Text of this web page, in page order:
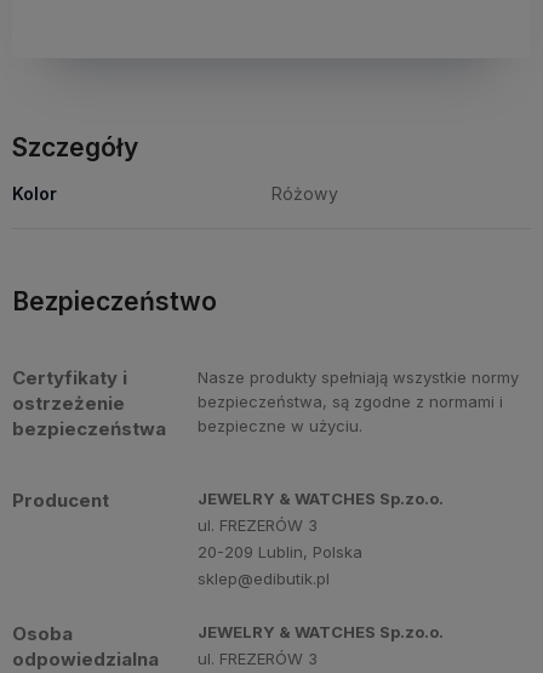
Szczegóły
Kolor Różowy
Bezpieczeństwo
Certyfikaty i
ostrzeżenie
bezpieczeństwa
Nasze produkty spełniają wszystkie normy
bezpieczeństwa, są zgodne z normami i
bezpieczne w użyciu.
Producent
JEWELRY & WATCHES Sp.zo.o.
ul. FREZERÓW 3
20-209 Lublin, Polska
sklep@edibutik.pl
Osoba
odpowiedzialna
JEWELRY & WATCHES Sp.zo.o.
ul. FREZERÓW 3